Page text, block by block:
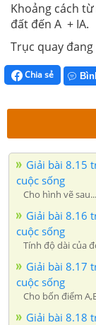
Khoảng cách
đất đến A + IA.
Trục quay đang
Chia sẻ
Giải bài 8.15
cuộc sống
Cho hình vẽ sau...
Giải bài 8.16
cuộc sống
Tính độ dài của
Giải bài 8.17
cuộc sống
Cho bốn điểm
Giải bài 8.18